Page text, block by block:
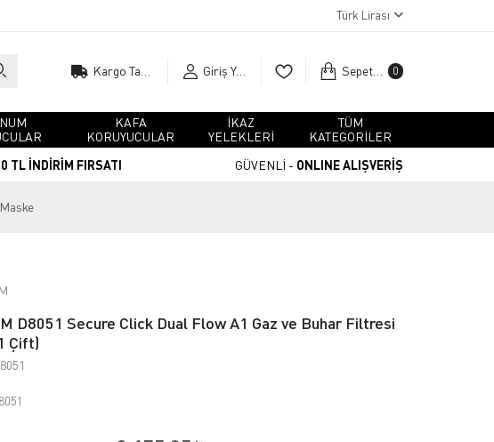
Türk Lirası
Giriş Yap Sepetim 0
KAFA
KORUYUCULAR
İKAZ
YELEKLERİ
TÜM
KATEGORİLER
TL İNDİRİM FIRSATI GÜVENLİ - ONLINE ALIŞVERİŞ
D8051 Secure Click Dual Flow A1 Gaz ve Buhar Filtresi
Çift)